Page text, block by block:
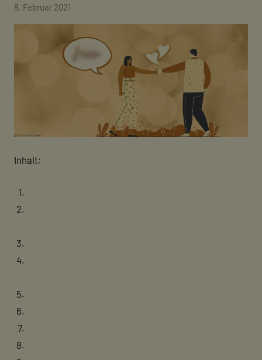
von
coaching
8. Februar 2021
Kommentare
Inhalt: